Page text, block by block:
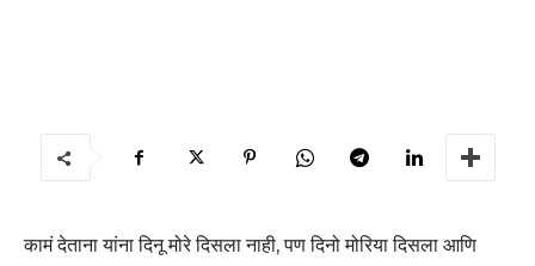
कामं देताना यांना दिनू मोरे दिसला नाही, पण दिनो मोरिया दिसला आणि